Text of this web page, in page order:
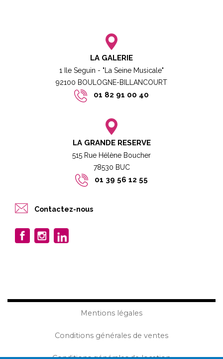
LA GALERIE
1 Ile Seguin - "La Seine Musicale"
92100 BOULOGNE-BILLANCOURT​
01 82 91 00 40
LA GRANDE RESERVE
515 Rue Hélène Boucher
78530 BUC​​
01 39 56 12 55
Contactez-nous
Mentions légales
Conditions générales de ventes